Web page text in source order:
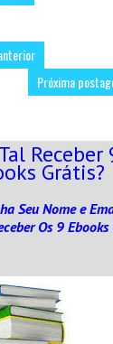
Próxima
Receber
Grátis?
Seu Nome e
Os 9 Ebooks